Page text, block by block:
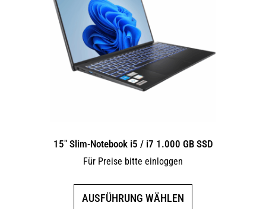
15″ Slim-Notebook i5 / i7 1.000 GB SSD
Für Preise bitte einloggen
AUSFÜHRUNG WÄHLEN